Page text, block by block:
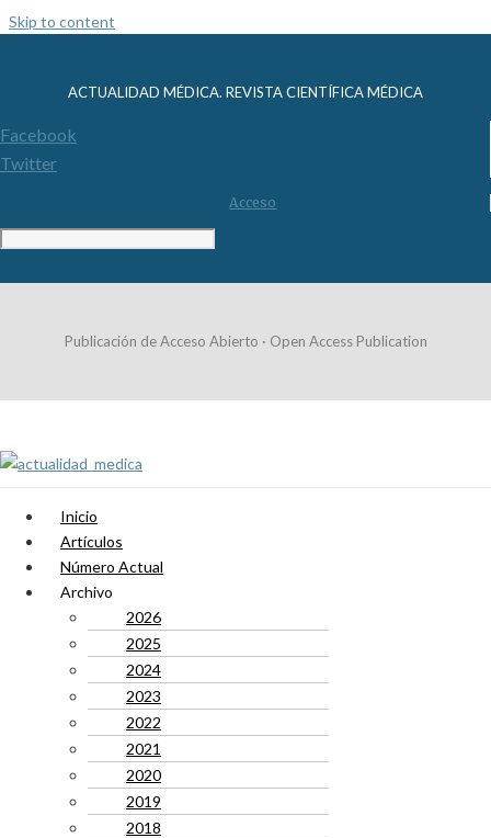
Skip to content
ACTUALIDAD MÉDICA. REVISTA CIENTÍFICA MÉDICA
Facebook
Twitter
Acceso
Publicación de Acceso Abierto · Open Access Publication
Inicio
Artículos
Número Actual
Archivo
2026
2025
2024
2023
2022
2021
2020
2019
2018